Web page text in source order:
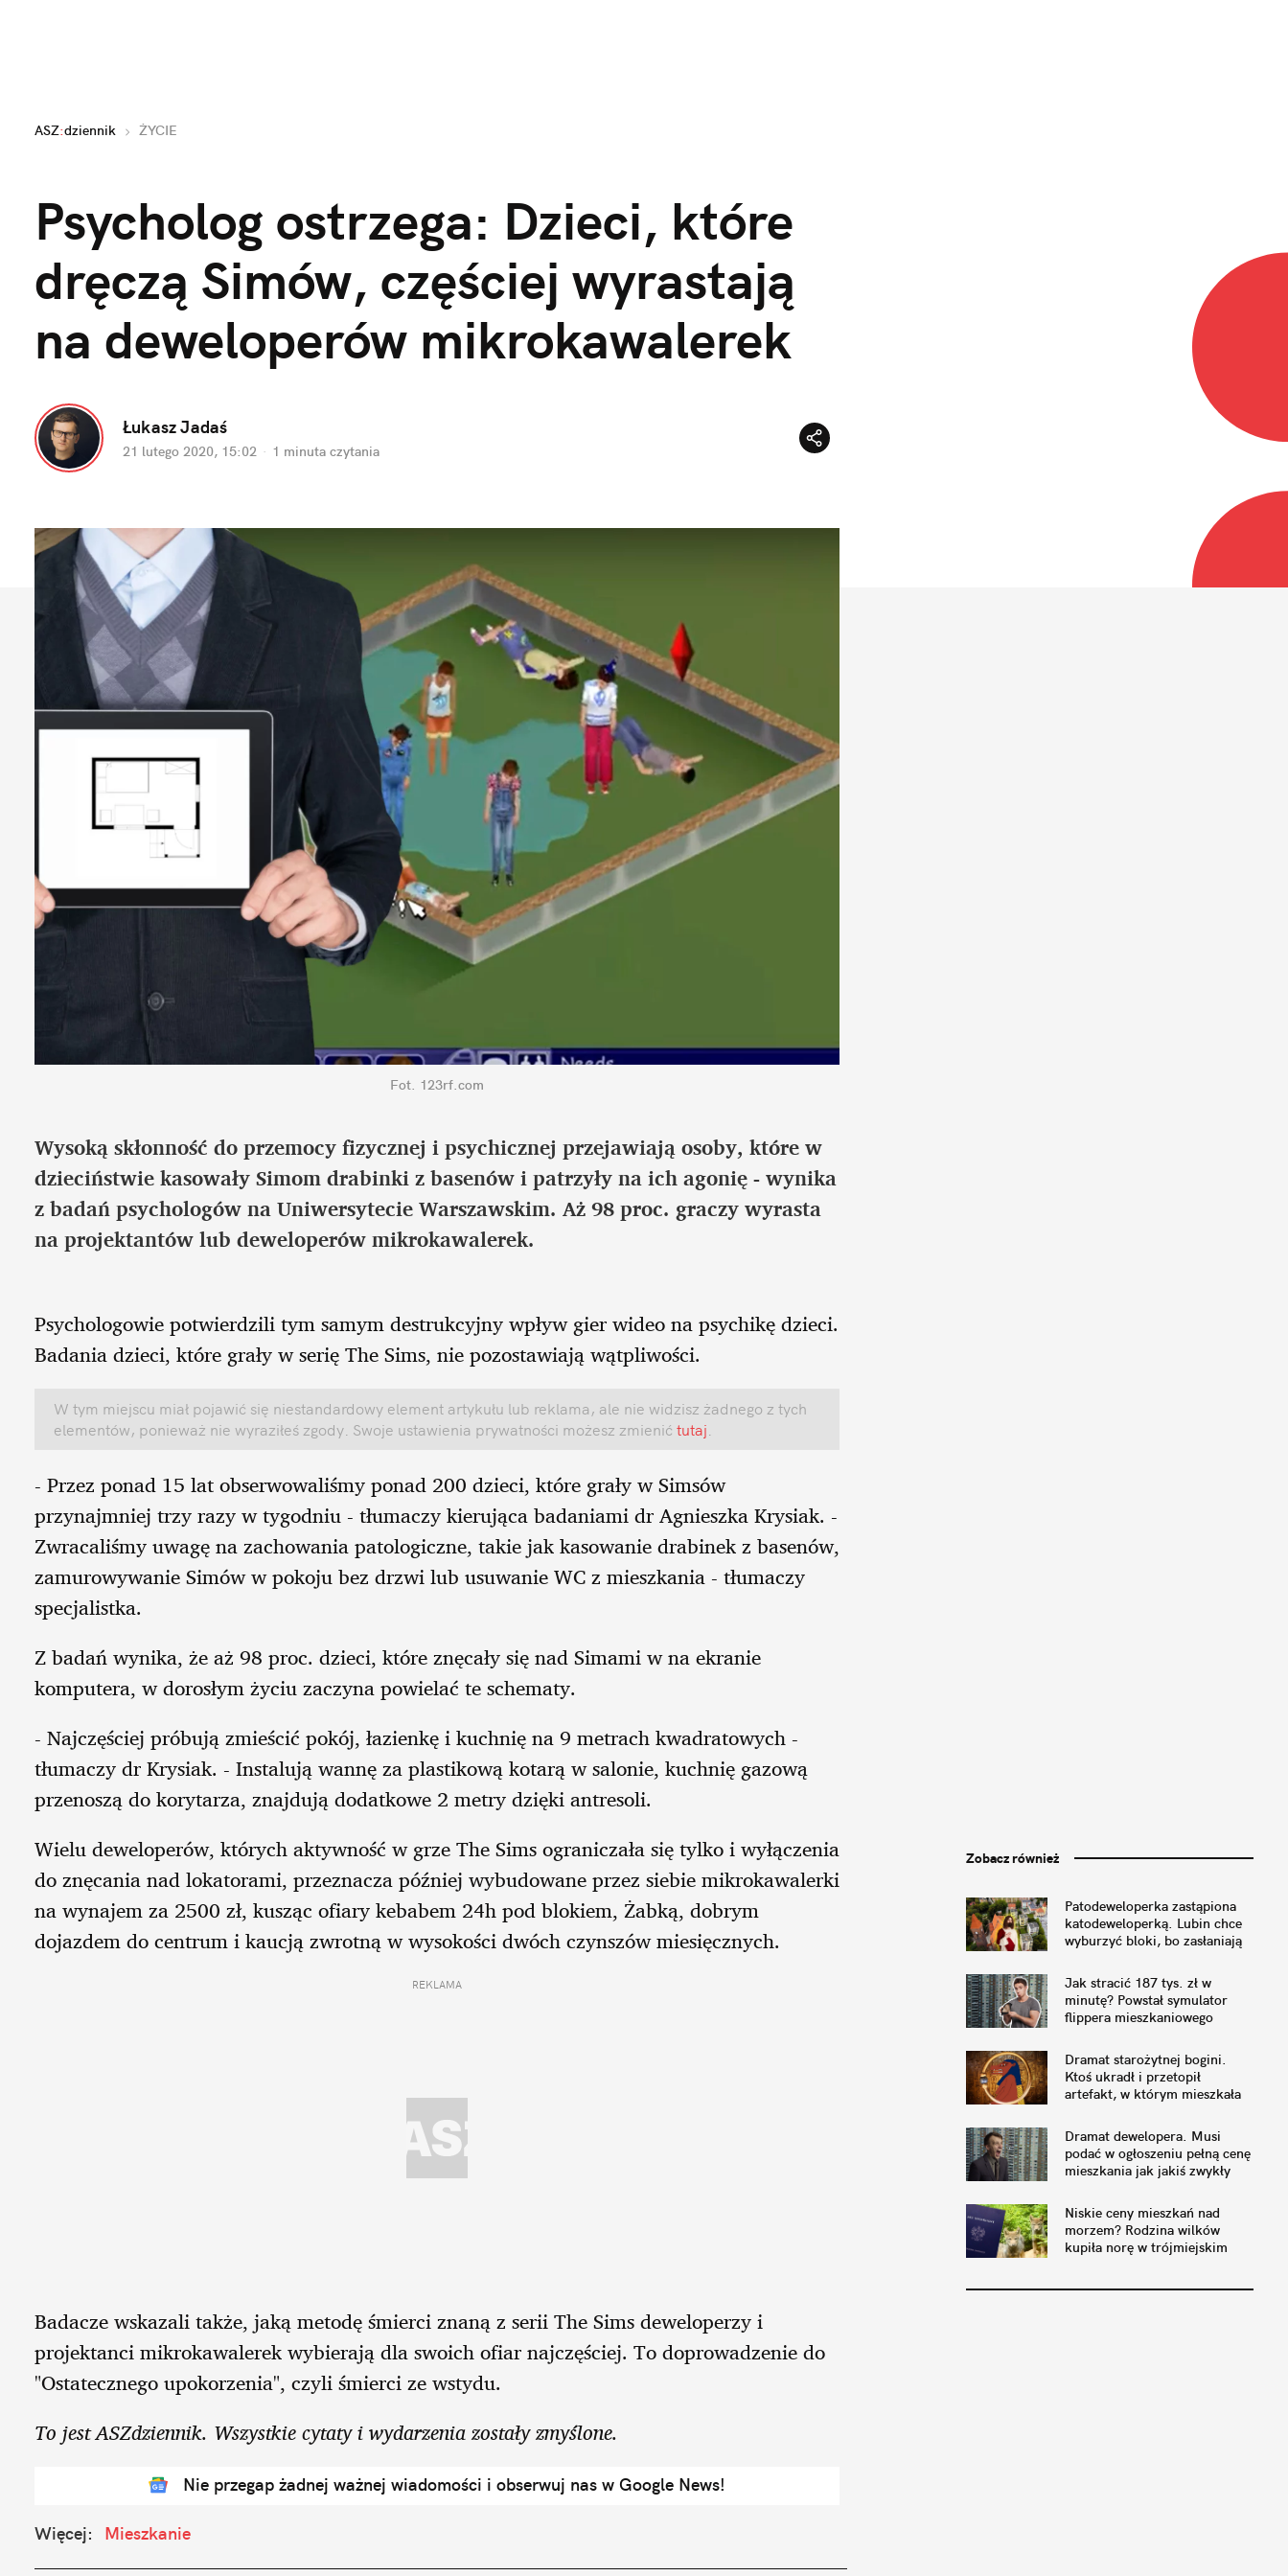
ASZ:dziennik ŻYCIE
Psycholog ostrzega: Dzieci, które
dręczą Simów, częściej wyrastają
na deweloperów mikrokawalerek
Łukasz Jadaś
21 lutego 2020, 15:02 · 1 minuta czytania
Fot. 123rf.com
Wysoką skłonność do przemocy fizycznej i psychicznej przejawiają osoby, które w
dzieciństwie kasowały Simom drabinki z basenów i patrzyły na ich agonię - wynika
z badań psychologów na Uniwersytecie Warszawskim. Aż 98 proc. graczy wyrasta
na projektantów lub deweloperów mikrokawalerek.
Psychologowie potwierdzili tym samym destrukcyjny wpływ gier wideo na psychikę dzieci.
Badania dzieci, które grały w serię The Sims, nie pozostawiają wątpliwości.
W tym miejscu miał pojawić się niestandardowy element artykułu lub reklama, ale nie widzisz żadnego z tych
elementów, ponieważ nie wyraziłeś zgody. Swoje ustawienia prywatności możesz zmienić tutaj.
- Przez ponad 15 lat obserwowaliśmy ponad 200 dzieci, które grały w Simsów
przynajmniej trzy razy w tygodniu - tłumaczy kierująca badaniami dr Agnieszka Krysiak. -
Zwracaliśmy uwagę na zachowania patologiczne, takie jak kasowanie drabinek z basenów,
zamurowywanie Simów w pokoju bez drzwi lub usuwanie WC z mieszkania - tłumaczy
specjalistka.
Z badań wynika, że aż 98 proc. dzieci, które znęcały się nad Simami w na ekranie
komputera, w dorosłym życiu zaczyna powielać te schematy.
- Najczęściej próbują zmieścić pokój, łazienkę i kuchnię na 9 metrach kwadratowych -
tłumaczy dr Krysiak. - Instalują wannę za plastikową kotarą w salonie, kuchnię gazową
przenoszą do korytarza, znajdują dodatkowe 2 metry dzięki antresoli.
Wielu deweloperów, których aktywność w grze The Sims ograniczała się tylko i wyłączenia
do znęcania nad lokatorami, przeznacza później wybudowane przez siebie mikrokawalerki
na wynajem za 2500 zł, kusząc ofiary kebabem 24h pod blokiem, Żabką, dobrym
dojazdem do centrum i kaucją zwrotną w wysokości dwóch czynszów miesięcznych.
REKLAMA
Badacze wskazali także, jaką metodę śmierci znaną z serii The Sims deweloperzy i
projektanci mikrokawalerek wybierają dla swoich ofiar najczęściej. To doprowadzenie do
"Ostatecznego upokorzenia", czyli śmierci ze wstydu.
To jest ASZdziennik. Wszystkie cytaty i wydarzenia zostały zmyślone.
Nie przegap żadnej ważnej wiadomości i obserwuj nas w Google News!
Zobacz również
Patodeweloperka zastąpiona
katodeweloperką. Lubin chce
wyburzyć bloki, bo zasłaniają
Jak stracić 187 tys. zł w
minutę? Powstał symulator
flippera mieszkaniowego
Dramat starożytnej bogini.
Ktoś ukradł i przetopił
artefakt, w którym mieszkała
Dramat dewelopera. Musi
podać w ogłoszeniu pełną cenę
mieszkania jak jakiś zwykły
Niskie ceny mieszkań nad
morzem? Rodzina wilków
kupiła norę w trójmiejskim
Więcej: Mieszkanie